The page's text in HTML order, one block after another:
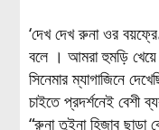
‘দেখ দেখ রুনা ওর
বলে । আমরা হুমড়ি
সিনেমার ম্যাগাজিনে
চাইতে প্রদর্শনেই বেশী
“রুনা তুইনা হিজাব